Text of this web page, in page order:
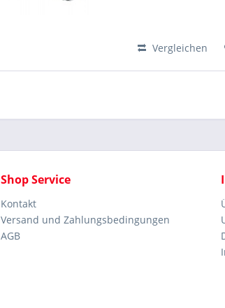
Vergleichen
Shop Service
Kontakt
Versand und Zahlungsbedingungen
AGB